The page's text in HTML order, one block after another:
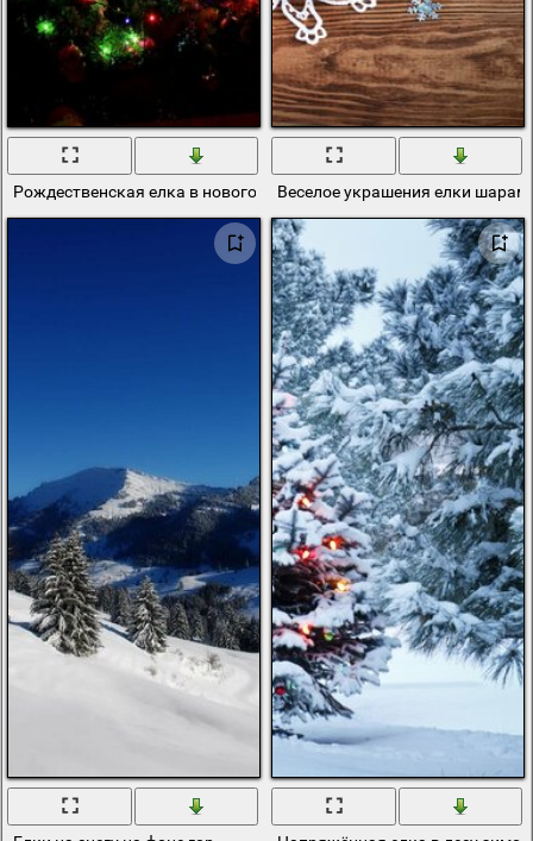
Рождественская елка в новогоднюю ночьВеселое украшения елки